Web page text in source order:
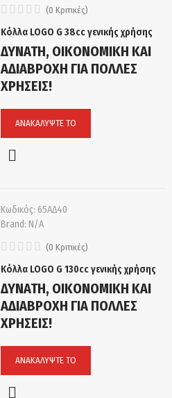
(0 Κριτικές)
Κόλλα LOGO G 38cc γενικής χρήσης
ΔΥΝΑΤΗ, ΟΙΚΟΝΟΜΙΚΗ ΚΑΙ
ΑΔΙΑΒΡΟΧΗ ΓΙΑ ΠΟΛΛΕΣ
ΧΡΗΣΕΙΣ!
ΑΝΑΚΑΛΎΨΤΕ ΤΟ
Κωδικός: 65ΑΔ40
Brand:N/A
(0 Κριτικές)
Κόλλα LOGO G 130cc γενικής χρήσης
ΔΥΝΑΤΗ, ΟΙΚΟΝΟΜΙΚΗ ΚΑΙ
ΑΔΙΑΒΡΟΧΗ ΓΙΑ ΠΟΛΛΕΣ
ΧΡΗΣΕΙΣ!
ΑΝΑΚΑΛΎΨΤΕ ΤΟ